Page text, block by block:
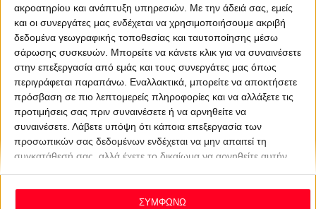
ακροατηρίου και ανάπτυξη υπηρεσιών. Με την άδειά σας, εμείς
και οι συνεργάτες μας ενδέχεται να χρησιμοποιήσουμε ακριβή
δεδομένα γεωγραφικής τοποθεσίας και ταυτοποίησης μέσω
σάρωσης συσκευών. Μπορείτε να κάνετε κλικ για να συναινέσετε
στην επεξεργασία από εμάς και τους συνεργάτες μας όπως
περιγράφεται παραπάνω. Εναλλακτικά, μπορείτε να αποκτήσετε
πρόσβαση σε πιο λεπτομερείς πληροφορίες και να αλλάξετε τις
προτιμήσεις σας πριν συναινέσετε ή να αρνηθείτε να
συναινέσετε. Λάβετε υπόψη ότι κάποια επεξεργασία των
προσωπικών σας δεδομένων ενδέχεται να μην απαιτεί τη
συγκατάθεσή σας, αλλά έχετε το δικαίωμα να αρνηθείτε αυτήν
ανακαλέσετε τη συγκατάθεσή σας ανά πάσα στιγμή
ΣΥΜΦΩΝΩ